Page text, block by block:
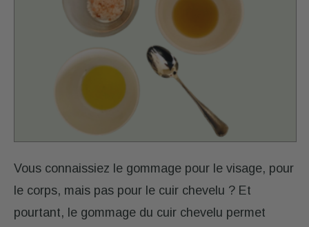
Vous connaissiez le gommage pour le visage, pour
le corps, mais pas pour le cuir chevelu ? Et
pourtant, le gommage du cuir chevelu permet
diagnostics,
commande,
suivre
commandes,